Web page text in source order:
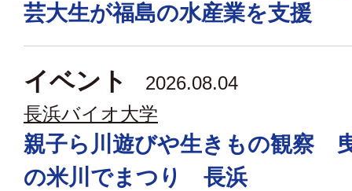
芸大生が福島の水産業を支援
イベント
2026.08.04
長浜バイオ大学
親子ら川遊びや生きもの観察
の米川でまつり 長浜